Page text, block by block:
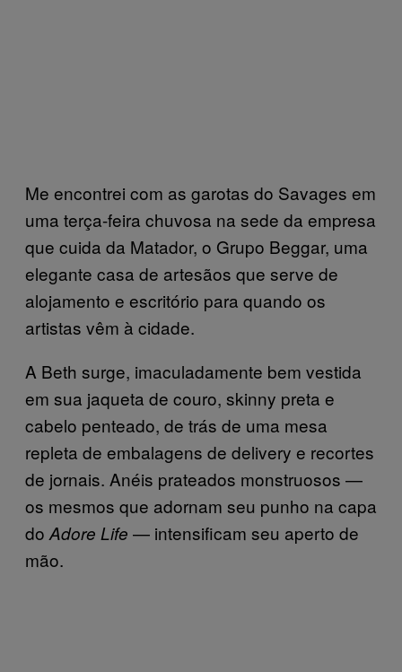
Me encontrei com as garotas do Savages em
uma terça-feira chuvosa na sede da empresa
que cuida da Matador, o Grupo Beggar, uma
elegante casa de artesãos que serve de
alojamento e escritório para quando os
artistas vêm à cidade.
A Beth surge, imaculadamente bem vestida
em sua jaqueta de couro, skinny preta e
cabelo penteado, de trás de uma mesa
repleta de embalagens de delivery e recortes
de jornais. Anéis prateados monstruosos —
os mesmos que adornam seu punho na capa
do Adore Life — intensificam seu aperto de
mão.